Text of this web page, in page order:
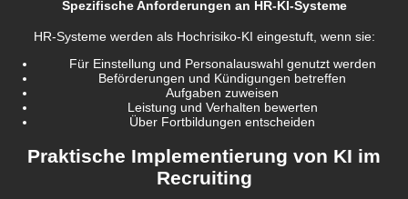
Spezifische Anforderungen an HR-KI-Systeme
HR-Systeme werden als Hochrisiko-KI eingestuft, wenn sie:
Für Einstellung und Personalauswahl genutzt werden
Beförderungen und Kündigungen betreffen
Aufgaben zuweisen
Leistung und Verhalten bewerten
Über Fortbildungen entscheiden
Praktische Implementierung von KI im
Recruiting